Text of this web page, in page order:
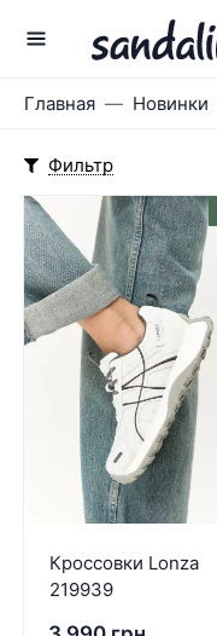
Главная Новинки
Фильтр
Кроссовки Lonza
219939